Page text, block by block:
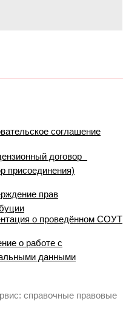
соглашение
договор
присоединения)
прав
о проведённом СОУТ
о работе с
данными
справочные правовые